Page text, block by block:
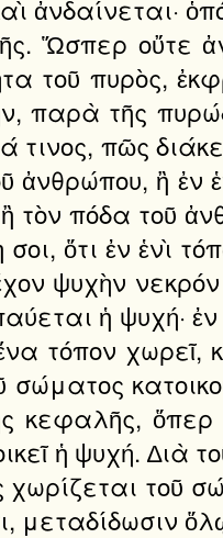
ἀνδαίνεται·
Ὥσπερ οὔτε
τοῦ πυρὸς,
παρὰ τῆς
πῶς
ἀνθρώπου, ἢ ἐν
τὸν πόδα τοῦ
σοι, ὅτι ἐν
ψυχὴν
ἡ ψυχή· ἐν
τόπον χωρεῖ,
σώματος
κεφαλῆς, ὅπερ
ἡ ψυχή.
τοῦ
μεταδίδωσιν